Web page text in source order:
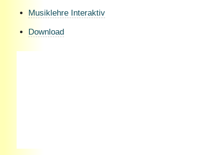
Musiklehre Interaktiv
Download